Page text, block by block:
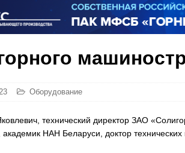
Оборудование
технический директор ЗАО
академик НАН Беларуси, доктор